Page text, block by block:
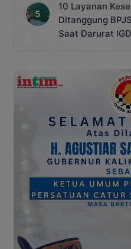
10 Layanan
Ditanggung
Saat Darurat IGD